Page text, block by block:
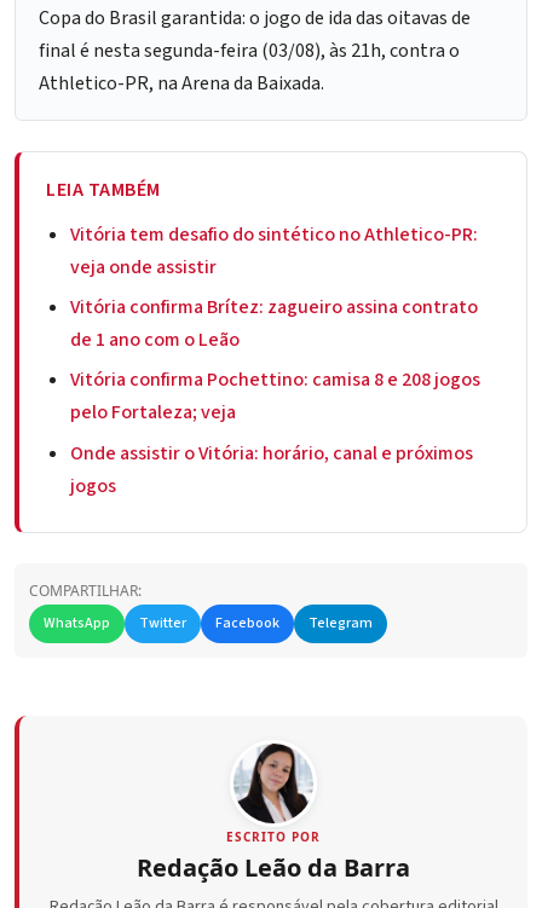
Copa do Brasil garantida: o jogo de ida das oitavas de
final é nesta segunda-feira (03/08), às 21h, contra o
Athletico-PR, na Arena da Baixada.
LEIA TAMBÉM
Vitória tem desafio do sintético no Athletico-PR:
veja onde assistir
Vitória confirma Brítez: zagueiro assina contrato
de 1 ano com o Leão
Vitória confirma Pochettino: camisa 8 e 208 jogos
pelo Fortaleza; veja
Onde assistir o Vitória: horário, canal e próximos
jogos
COMPARTILHAR:
WhatsApp
Twitter Facebook Telegram
ESCRITO POR
Redação Leão da Barra